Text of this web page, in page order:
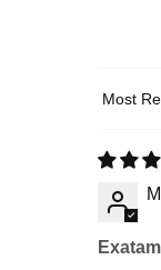
Sort by